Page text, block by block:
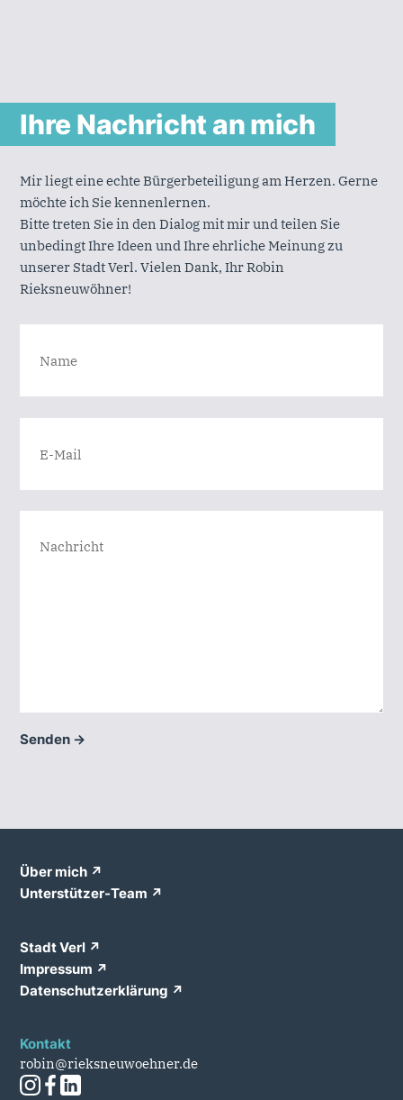
Ihre Nachricht an mich
Mir liegt eine echte Bürgerbeteiligung am Herzen. Gerne
möchte ich Sie kennenlernen.
Bitte treten Sie in den Dialog mit mir und teilen Sie
unbedingt Ihre Ideen und Ihre ehrliche Meinung zu
unserer Stadt Verl. Vielen Dank, Ihr Robin
Rieksneuwöhner!
Über mich
Unterstützer-Team
Stadt Verl
Impressum
Datenschutzerklärung
Kontakt
robin@rieksneuwoehner.de